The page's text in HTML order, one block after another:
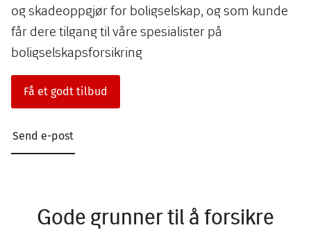
og skadeoppgjør for boligselskap, og som kunde
får dere tilgang til våre spesialister på
boligselskapsforsikring
Få et godt tilbud
Send e-post
Gode grunner til å forsikre